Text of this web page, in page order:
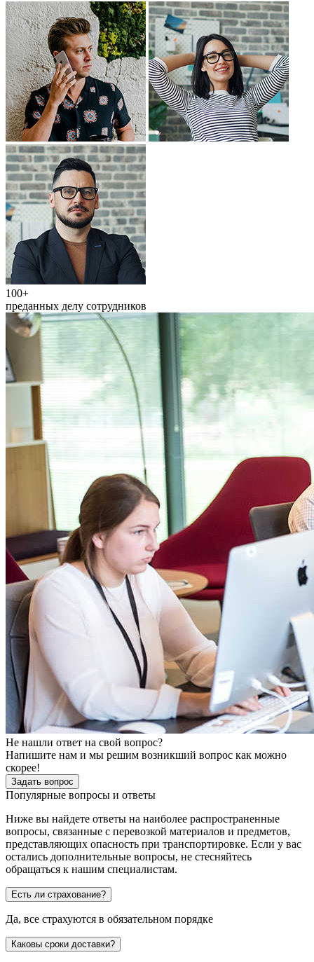
100+
преданных делу сотрудников
Не нашли ответ на свой вопрос?
Напишите нам и мы решим возникший вопрос как можно
скорее!
Задать вопрос
Популярные вопросы и ответы
Ниже вы найдете ответы на наиболее распространенные
вопросы, связанные с перевозкой материалов и предметов,
представляющих опасность при транспортировке. Если у вас
остались дополнительные вопросы, не стесняйтесь
обращаться к нашим специалистам.
Есть ли страхование?
Да, все страхуются в обязательном порядке
Каковы сроки доставки?